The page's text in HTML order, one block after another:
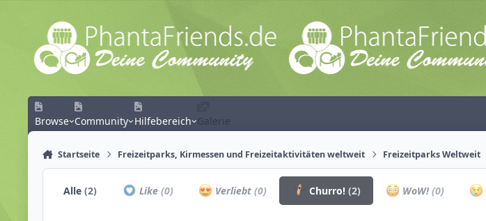
Zum Inhalt springen
Browse Community Hilfebereich Galerie
Startseite Freizeitparks, Kirmessen und Freizeitaktivitäten weltweit Freizeitparks Weltweit
Alle(2) Like (0) Verliebt(0) Churro! (2) WoW!(0)